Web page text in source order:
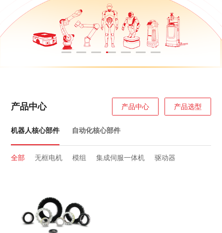
产品中心 产品中心 产品选型
机器人核心部件 自动化核心部件
全部 无框电机 模组 集成伺服一体机
驱动器